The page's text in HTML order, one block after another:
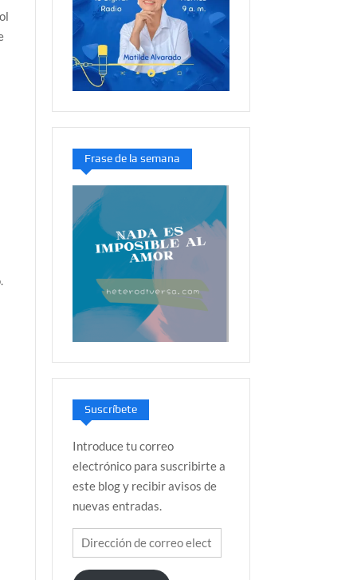
Frase de la semana
Suscríbete
Introduce tu correo
electrónico para suscribirte a
este blog y recibir avisos de
nuevas entradas.
Dirección
de
correo